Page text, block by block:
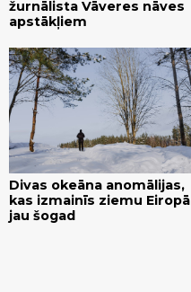
žurnālista Vāveres nāves
apstākļiem
Divas okeāna anomālijas,
kas izmainīs ziemu Eiropā
jau šogad